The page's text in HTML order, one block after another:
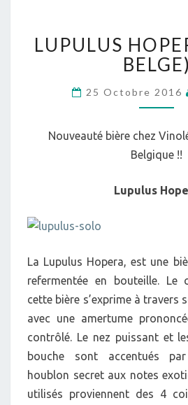
LUPULUS
BELGE)
25 Octobre 2016
Nouveauté bière chez
Belgique !!
Lupulus
La Lupulus Hopera, est une
refermentée en bouteille. Le
cette bière s’exprime à travers
avec une amertume
contrôlé. Le nez puissant et
bouche sont accentués
houblon secret aux notes
utilisés proviennent des 4